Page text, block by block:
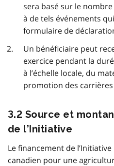
sera basé sur le
à de tels événements
formulaire de
Un bénéficiaire peut
exercice pendant la
à l’échelle locale, du
promotion des
3.2 Source et
de l’Initiative
Le financement de
canadien pour une